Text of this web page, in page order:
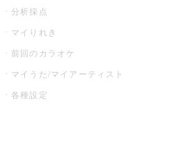
分析採点
マイりれき
前回のカラオケ
マイうた/マイアーティスト
各種設定